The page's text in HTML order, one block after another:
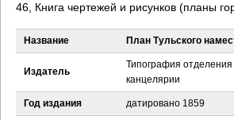
ы
д
е
46, Книга чертежей и рисунков (планы
Название План Тульского
Издатель
Типография
канцелярии
Год издания датировано 1859